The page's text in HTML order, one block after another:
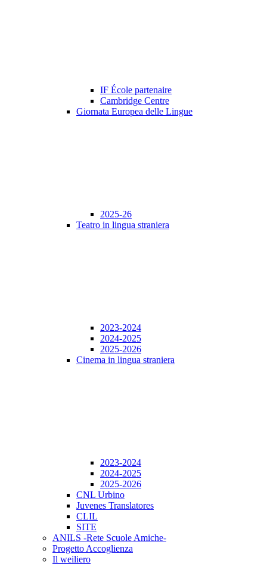
IF École partenaire
Cambridge Centre
Giornata Europea delle Lingue
2025-26
Teatro in lingua straniera
2023-2024
2024-2025
2025-2026
Cinema in lingua straniera
2023-2024
2024-2025
2025-2026
CNL Urbino
Juvenes Translatores
CLIL
SITE
ANILS -Rete Scuole Amiche-
Progetto Accoglienza
Il weiliero